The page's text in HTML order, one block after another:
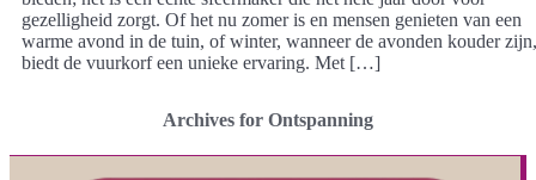
gezelligheid zorgt. Of het nu zomer is en mensen genieten van een
warme avond in de tuin, of winter, wanneer de avonden kouder zijn,
biedt de vuurkorf een unieke ervaring. Met […]
Archives for Ontspanning